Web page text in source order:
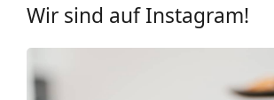
Wir sind auf Instagram!